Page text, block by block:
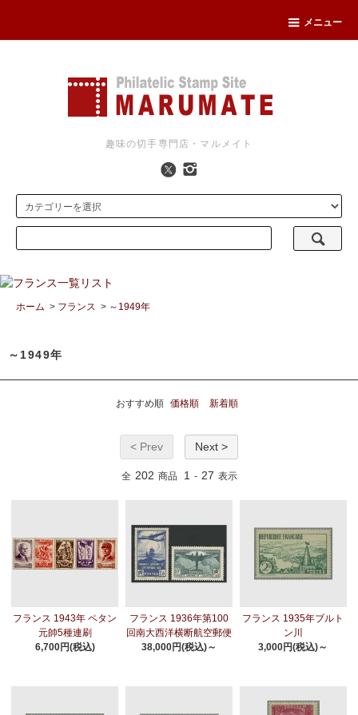
メニュー
趣味の切手専門店・マルメイト
ホーム > フランス > ～1949年
～1949年
おすすめ順 価格順 新着順
< Prev Next >
全 202 商品 1 - 27 表示
フランス 1943年 ペタン
元帥5種連刷
6,700円(税込)
フランス 1936年第100
回南大西洋横断航空郵便
38,000円(税込)～
フランス 1935年ブルト
ン川
3,000円(税込)～